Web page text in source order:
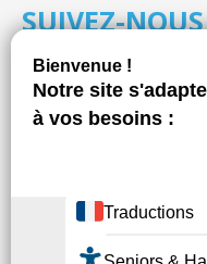
SUIVEZ-NOUS